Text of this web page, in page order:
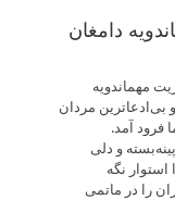
دامغان
مهماندویه
مردان
فرود آمد.
و دلی
نگه
را در ماتمی